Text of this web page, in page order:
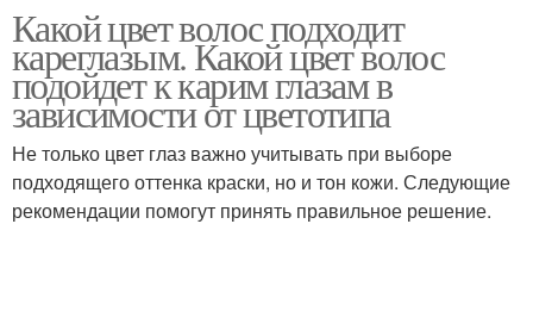
Какой цвет волос подходит
кареглазым. Какой цвет волос
подойдет к карим глазам в
зависимости от цветотипа
Не только цвет глаз важно учитывать при выборе
подходящего оттенка краски, но и тон кожи. Следующие
рекомендации помогут принять правильное решение.